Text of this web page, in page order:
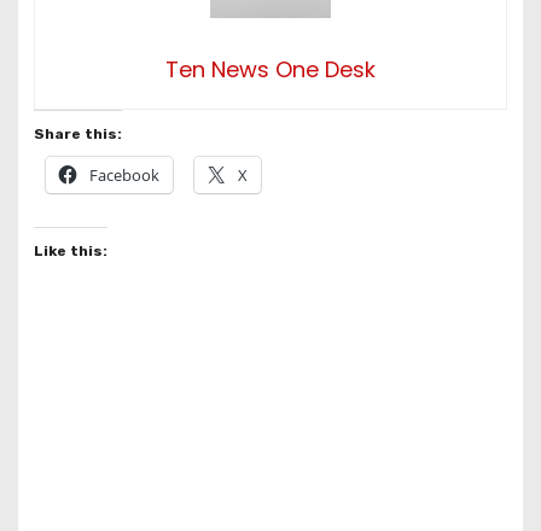
Ten News One Desk
Share this:
Facebook X
Like this: